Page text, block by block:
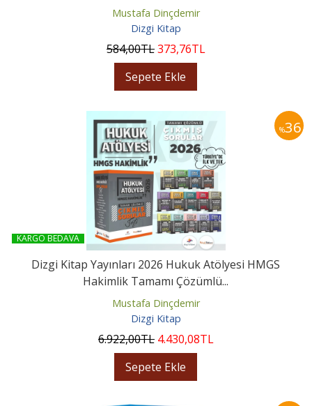
Mustafa Dinçdemir
Dizgi Kitap
584,00TL373,76TL
Sepete Ekle
%36
KARGO BEDAVA
Dizgi Kitap Yayınları 2026 Hukuk Atölyesi HMGS
Hakimlik Tamamı Çözümlü...
Mustafa Dinçdemir
Dizgi Kitap
6.922,00TL 4.430,08TL
Sepete Ekle